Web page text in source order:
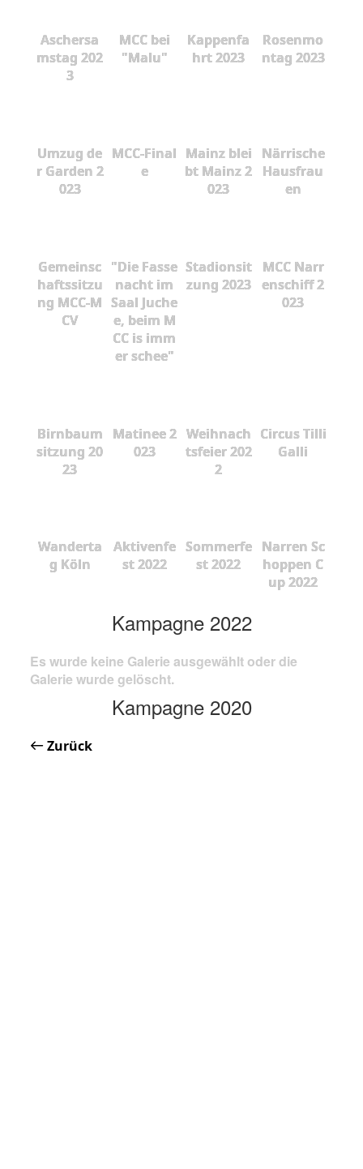
Aschersa
mstag 202
3
MCC bei
"Malu"
Kappenfa
hrt 2023
Rosenmo
ntag 2023
Umzug de
r Garden 2
023
MCC-Final
e
Mainz blei
bt Mainz 2
023
Närrische
Hausfrau
en
Gemeinsc
haftssitzu
ng MCC-M
CV
"Die Fasse
nacht im
Saal Juche
e, beim M
CC is imm
er schee"
Stadionsit
zung 2023
MCC Narr
enschiff 2
023
Birnbaum
sitzung 20
23
Matinee 2
023
Weihnach
tsfeier 202
2
Circus Tilli
Galli
Wanderta
g Köln
Aktivenfe
st 2022
Sommerfe
st 2022
Narren Sc
hoppen C
up 2022
Kampagne 2022
Es wurde keine Galerie ausgewählt oder die
Galerie wurde gelöscht.
Kampagne 2020
Zurück